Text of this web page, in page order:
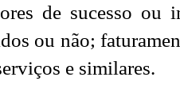
de sucesso ou
ou não;
e similares.